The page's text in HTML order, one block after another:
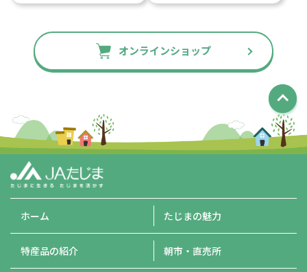
オンラインショップ
ホーム たじまの魅力
特産品の紹介 朝市・直売所